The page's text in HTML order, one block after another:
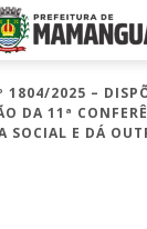
1804/2025 –
DA 11ª
SOCIAL E DÁ